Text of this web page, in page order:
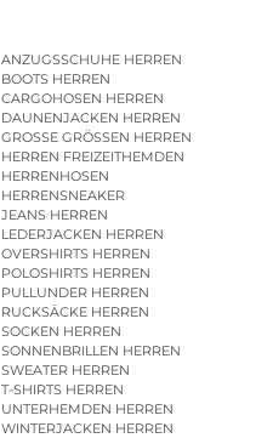
ANZUGSSCHUHE HERREN
BOOTS HERREN
CARGOHOSEN HERREN
DAUNENJACKEN HERREN
GROSSE GRÖSSEN HERREN
HERREN FREIZEITHEMDEN
HERRENHOSEN
HERRENSNEAKER
JEANS HERREN
LEDERJACKEN HERREN
OVERSHIRTS HERREN
POLOSHIRTS HERREN
PULLUNDER HERREN
RUCKSÄCKE HERREN
SOCKEN HERREN
SONNENBRILLEN HERREN
SWEATER HERREN
T-SHIRTS HERREN
UNTERHEMDEN HERREN
WINTERJACKEN HERREN